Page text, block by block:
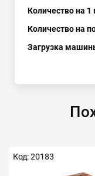
Количество на
Количество на
Загрузка
Код: 20183